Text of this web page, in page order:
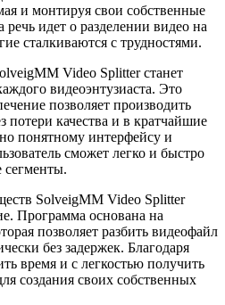
и монтируя свои собственные
идет о разделении видео на
сталкиваются с трудностями.
Video Splitter станет
видеоэнтузиаста. Это
позволяет производить
потери качества и в кратчайшие
понятному интерфейсу и
сможет легко и быстро
сегменты.
SolveigMM Video Splitter
Программа основана на
позволяет разбить видеофайл
без задержек. Благодаря
время и с легкостью получить
создания своих собственных